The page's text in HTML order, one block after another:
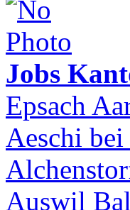
Jobs
Epsach
Aeschi
Auswil